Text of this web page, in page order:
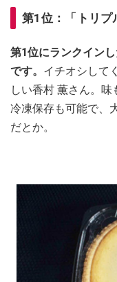
第1位：「トリプ
第1位にランクイン
です。 イチオシして
しい香村 薫さん。
冷凍保存も可能で、
だとか。